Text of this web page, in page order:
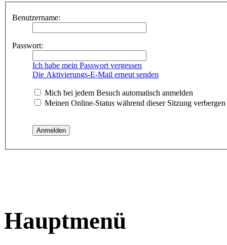
Benutzername:
Passwort:
Ich habe mein Passwort vergessen
Die Aktivierungs-E-Mail erneut senden
Mich bei jedem Besuch automatisch anmelden
Meinen Online-Status während dieser Sitzung verbergen
Hauptmenü